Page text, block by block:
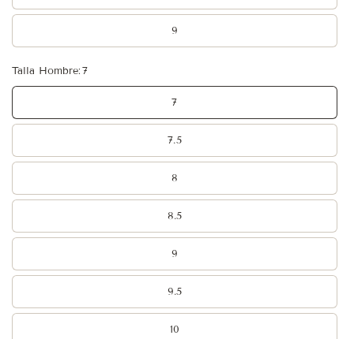
9
Talla Hombre:7
7
7.5
8
8.5
9
9.5
10